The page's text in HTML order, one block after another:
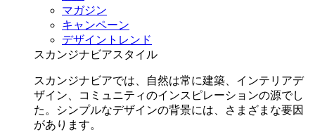
マガジン
キャンペーン
デザイントレンド
スカンジナビアスタイル
スカンジナビアでは、自然は常に建築、インテリアデ
ザイン、コミュニティのインスピレーションの源でし
た。シンプルなデザインの背景には、さまざまな要因
があります。